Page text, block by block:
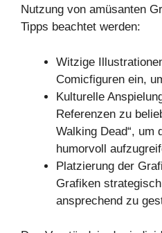
Nutzung von amüsanten
Tipps beachtet werden:
Witzige
Comicfiguren ein,
Kulturelle
Referenzen zu
Walking Dead“, um
humorvoll
Platzierung der
Grafiken
ansprechend zu